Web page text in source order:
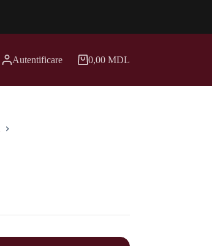
Autentificare
Coș
cumpărături
0,00 MDL